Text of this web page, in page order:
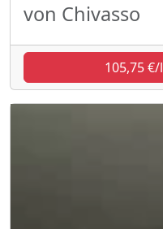
von Chivasso
105,75